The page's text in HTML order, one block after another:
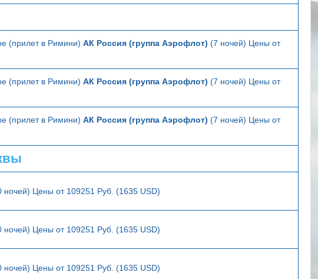
(прилет в Римини) АК Россия (группа Аэрофлот) (7 ночей) Цены от
(прилет в Римини) АК Россия (группа Аэрофлот) (7 ночей) Цены от
(прилет в Римини) АК Россия (группа Аэрофлот) (7 ночей) Цены от
ночей) Цены от 109251 Руб. (1635 USD)
ночей) Цены от 109251 Руб. (1635 USD)
ночей) Цены от 109251 Руб. (1635 USD)